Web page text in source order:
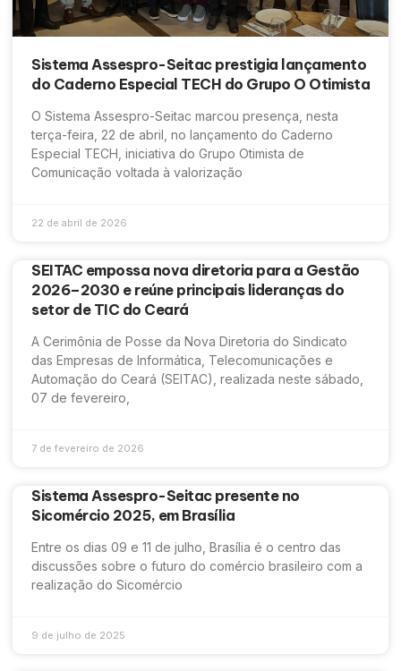
Sistema Assespro-Seitac prestigia lançamento
do Caderno Especial TECH do Grupo O Otimista
O Sistema Assespro-Seitac marcou presença, nesta
terça-feira, 22 de abril, no lançamento do Caderno
Especial TECH, iniciativa do Grupo Otimista de
Comunicação voltada à valorização
22 de abril de 2026
SEITAC empossa nova diretoria para a Gestão
2026–2030 e reúne principais lideranças do
setor de TIC do Ceará
A Cerimônia de Posse da Nova Diretoria do Sindicato
das Empresas de Informática, Telecomunicações e
Automação do Ceará (SEITAC), realizada neste sábado,
07 de fevereiro,
7 de fevereiro de 2026
Sistema Assespro-Seitac presente no
Sicomércio 2025, em Brasília
Entre os dias 09 e 11 de julho, Brasília é o centro das
discussões sobre o futuro do comércio brasileiro com a
realização do Sicomércio
9 de julho de 2025